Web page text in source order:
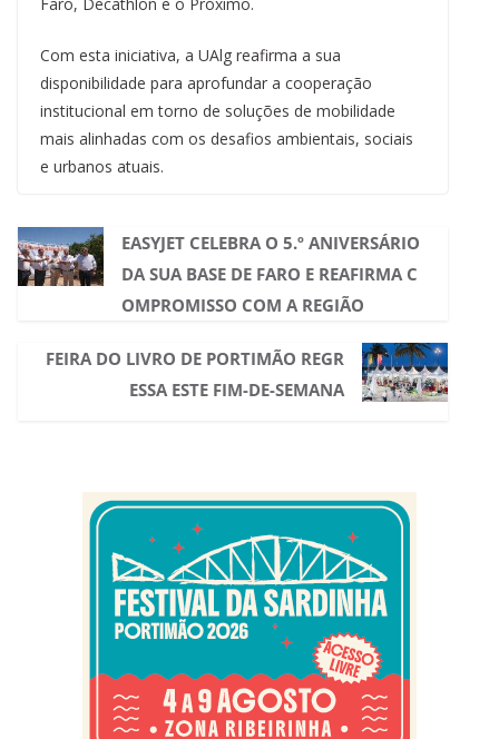
Com esta iniciativa, a UAlg reafirma a sua
disponibilidade para aprofundar a cooperação
institucional em torno de soluções de mobilidade
mais alinhadas com os desafios ambientais, sociais
e urbanos atuais.
EASYJET CELEBRA O 5.º ANIVERSÁRIO
DA SUA BASE DE FARO E REAFIRMA C
OMPROMISSO COM A REGIÃO
FEIRA DO LIVRO DE PORTIMÃO REGR
ESSA ESTE FIM-DE-SEMANA